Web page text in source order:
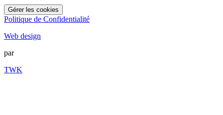
Gérer les cookies
Politique de Confidentialité
Web design
par
TWK